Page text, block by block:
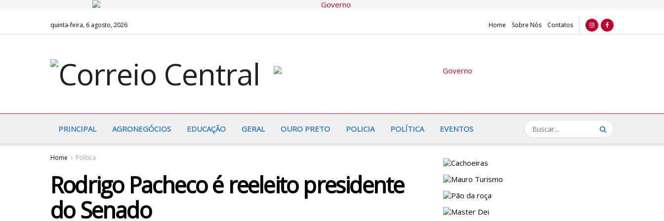
quinta-feira, 6 agosto, 2026 Home Sobre Nós Contatos
PRINCIPAL AGRONEGÓCIOS EDUCAÇÃO GERAL OURO PRETO POLICIA POLÍTICA EVENTOS
Home Política
Rodrigo Pacheco é reeleito presidente
do Senado